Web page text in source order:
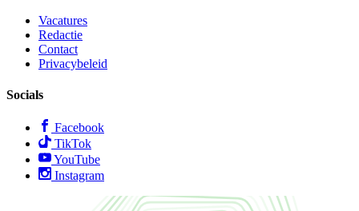
Vacatures
Redactie
Contact
Privacybeleid
Socials
Facebook
TikTok
YouTube
Instagram